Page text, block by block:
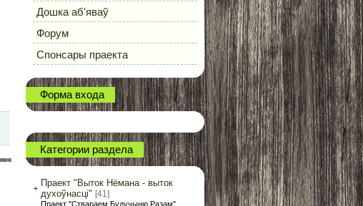
Дошка аб'яваў
Форум
Спонсары праекта
Форма входа
Категории раздела
Праект "Выток Нёмана - выток
духоўнасці" [41]
Праект "Ствараем Будучыню Разам"